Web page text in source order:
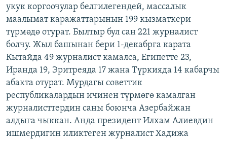
укук коргоочулар белгилегендей, массалык
маалымат каражаттарынын 199 кызматкери
түрмөдө отурат. Былтыр бул сан 221 журналист
болчу. Жыл башынан бери 1-декабрга карата
Кытайда 49 журналист камалса, Египетте 23,
Иранда 19, Эритреяда 17 жана Түркияда 14 кабарчы
абакта отурат. Мурдагы советтик
республикалардын ичинен түрмөгө камалган
журналисттердин саны боюнча Азербайжан
алдыга чыккан. Анда президент Илхам Алиевдин
ишмердигин иликтеген журналист Хадижа